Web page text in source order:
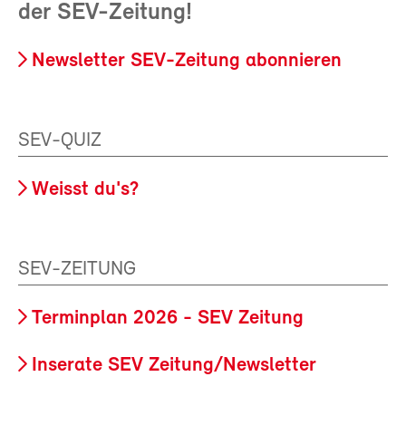
der SEV-Zeitung!
Newsletter SEV-Zeitung abonnieren
SEV-QUIZ
Weisst du's?
SEV-ZEITUNG
Terminplan 2026 - SEV Zeitung
Inserate SEV Zeitung/Newsletter